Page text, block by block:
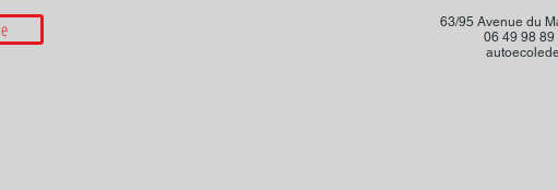
63/95 Avenue du
06 49 98